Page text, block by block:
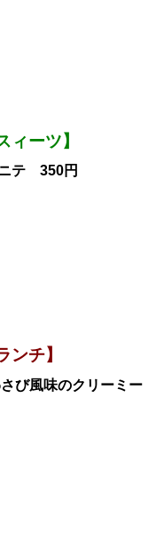
ィーツ】
テ 350円
ンチ】
び風味のクリーミー